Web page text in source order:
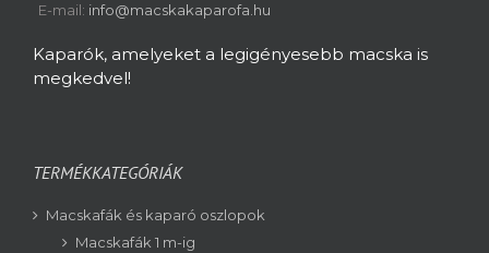
E-mail: info@macskakaparofa.hu
Kaparók, amelyeket a legigényesebb macska is
megkedvel!
TERMÉKKATEGÓRIÁK
Macskafák és kaparó oszlopok
Macskafák 1 m-ig